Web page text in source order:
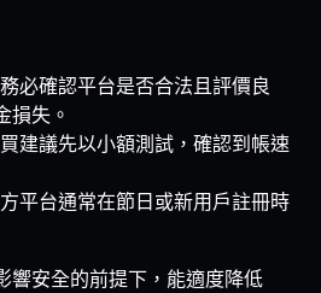
必確認平台是否合法且評價良
損失。
建議先以小額測試，確認到帳速
平台通常在節日或新用戶註冊時
響安全的前提下，能適度降低